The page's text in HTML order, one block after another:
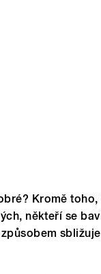
Kromě toho,
někteří se